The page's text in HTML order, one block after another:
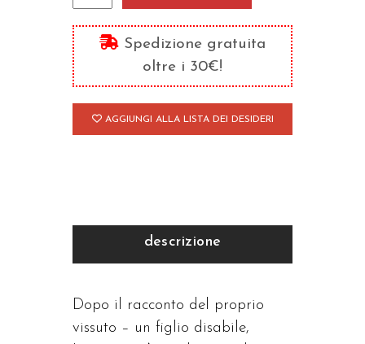
figlio
disabile
quantità
Spedizione gratuita
oltre i 30€!
AGGIUNGI ALLA LISTA DEI DESIDERI
descrizione
Dopo il racconto del proprio
vissuto – un figlio disabile,